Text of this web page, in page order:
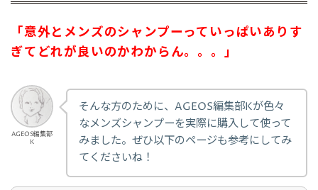
「意外とメンズのシャンプーっていっぱいありす
ぎてどれが良いのかわからん。。。」
AGEOS編集部
K
そんな方のために、AGEOS編集部Kが色々
なメンズシャンプーを実際に購入して使って
みました。ぜひ以下のページも参考にしてみ
てくださいね！